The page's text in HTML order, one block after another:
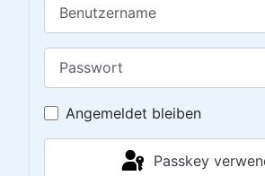
Angemeldet bleiben
Passkey